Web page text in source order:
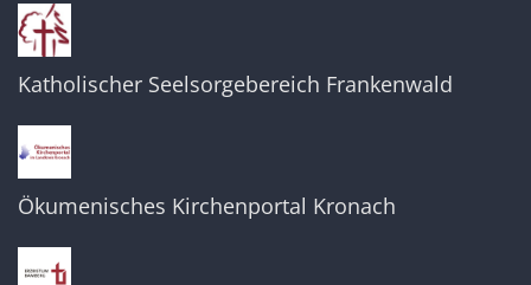
Katholischer Seelsorgebereich Frankenwald
Ökumenisches Kirchenportal Kronach